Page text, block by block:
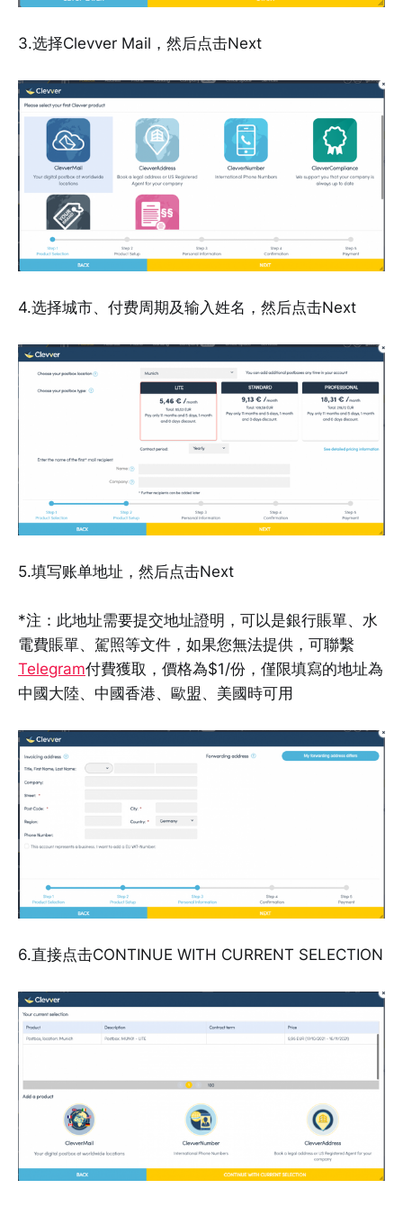
3.选择Clevver Mail，然后点击Next
4.选择城市、付费周期及输入姓名，然后点击Next
5.填写账单地址，然后点击Next
*注：此地址需要提交地址證明，可以是銀行賬單、水
電費賬單、駕照等文件，如果您無法提供，可聯繫
Telegram付費獲取，價格為$1/份，僅限填寫的地址為
中國大陸、中國香港、歐盟、美國時可用
6.直接点击CONTINUE WITH CURRENT SELECTION